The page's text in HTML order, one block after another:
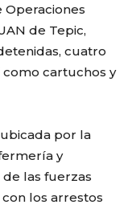
Operaciones
de Tepic,
cuatro
como cartuchos y
por la
y
las fuerzas
los arrestos